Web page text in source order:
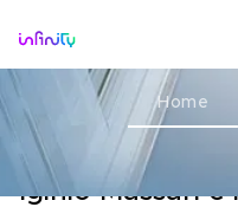
Home
L'INTERVISTA
Iginio Massari e